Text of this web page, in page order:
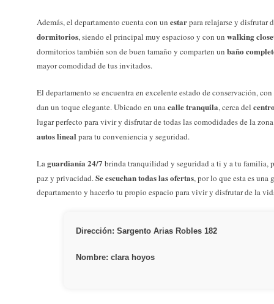
Además, el departamento cuenta con un estarpara relajarse y disfrutar
dormitorios, siendo el principal muy espacioso y con un walking
dormitorios también son de buen tamaño y comparten un baño
mayor comodidad de tus invitados.
El departamento se encuentra en excelente estado de conservación, con
dan un toque elegante. Ubicado en unacalle tranquila, cerca del
lugar perfecto para vivir y disfrutar de todas las comodidades de la
autos lineal para tu conveniencia y seguridad.
Laguardianía 24/7 brinda tranquilidad y seguridad a ti y a tu familia,
paz y privacidad.Se escuchan todas las ofertas, por lo que esta es
departamento y hacerlo tu propio espacio para vivir y disfrutar de la
Dirección: Sargento Arias Robles 182
Nombre: clara hoyos